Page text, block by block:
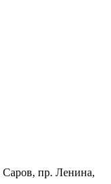
Саров, пр. Ленина,